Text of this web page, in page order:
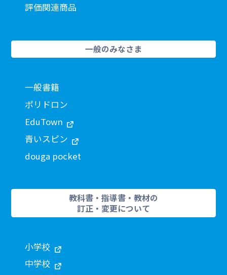
評価関連商品
一般のみなさま
一般書籍
ポリドロン
EduTown
青いスピン
douga pocket
教科書・指導書・教材の
訂正・変更について
小学校
中学校